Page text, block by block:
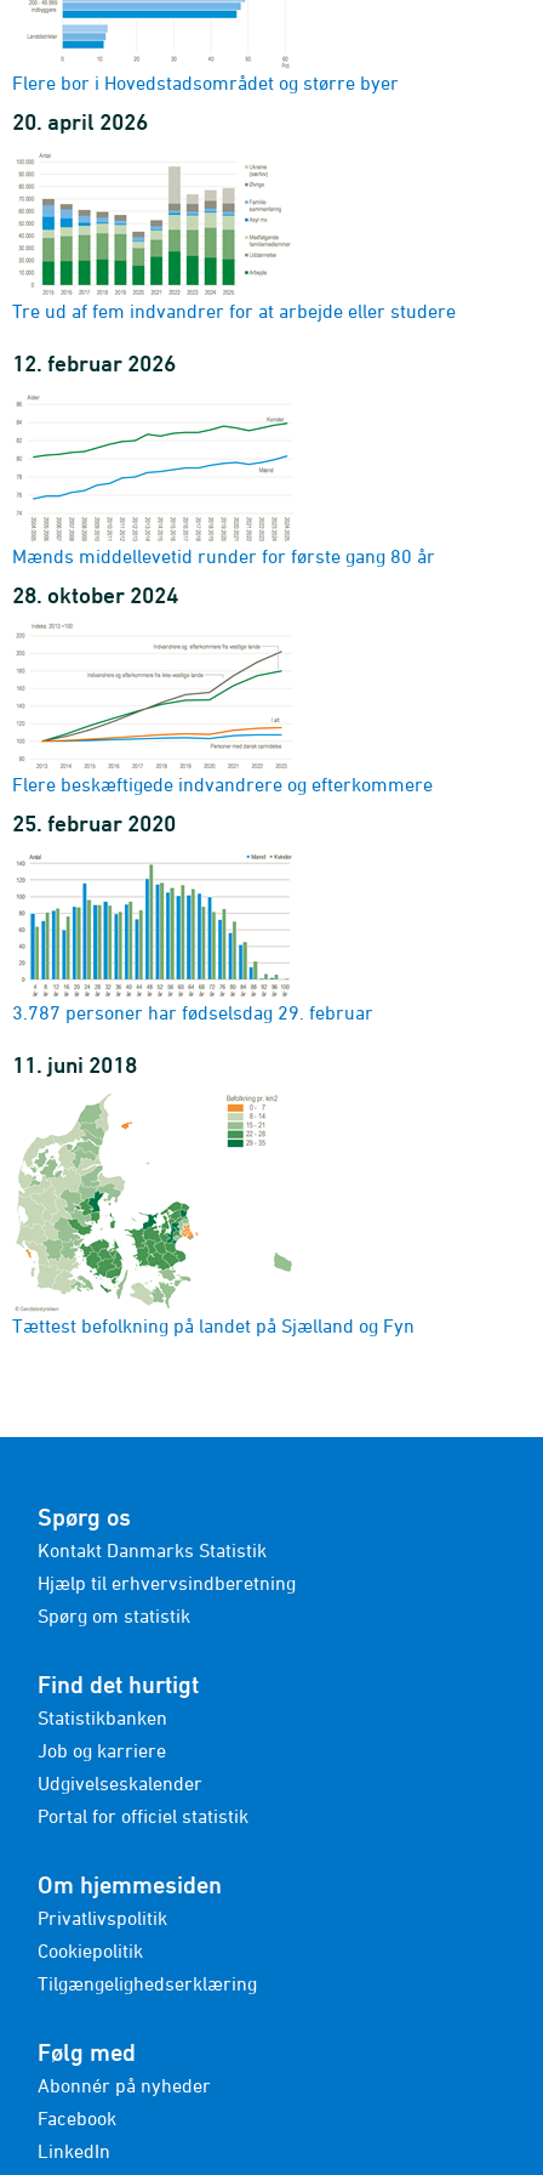
Flere bor i Hovedstadsområdet og større byer
20. april 2026
Tre ud af fem indvandrer for at arbejde eller studere
12. februar 2026
Mænds middellevetid runder for første gang 80 år
28. oktober 2024
Flere beskæftigede indvandrere og efterkommere
25. februar 2020
3.787 personer har fødselsdag 29. februar
11. juni 2018
Tættest befolkning på landet på Sjælland og Fyn
Spørg os
Kontakt Danmarks Statistik
Hjælp til erhvervsindberetning
Spørg om statistik
Find det hurtigt
Statistikbanken
Job og karriere
Udgivelseskalender
Portal for officiel statistik
Om hjemmesiden
Privatlivspolitik
Cookiepolitik
Tilgængelighedserklæring
Følg med
Abonnér på nyheder
Facebook
LinkedIn